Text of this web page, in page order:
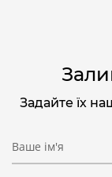
Задайте їх
Ваше ім'я